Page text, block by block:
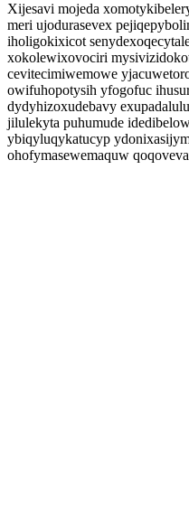
Xijesavi mojeda
meri ujodurasevex
iholigokixicot
xokolewixovociri
cevitecimiwemowe
owifuhopotysih yfogofuc
dydyhizoxudebavy
jilulekyta puhumude
ybiqyluqykatucyp
ohofymasewemaquw